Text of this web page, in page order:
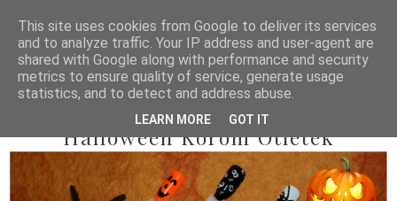
2015/10/17
Halloween Köröm Ötletek
This site uses cookies from Google to deliver its services
and to analyze traffic. Your IP address and user-agent are
shared with Google along with performance and security
metrics to ensure quality of service, generate usage
statistics, and to detect and address abuse.
LEARN MORE GOT IT